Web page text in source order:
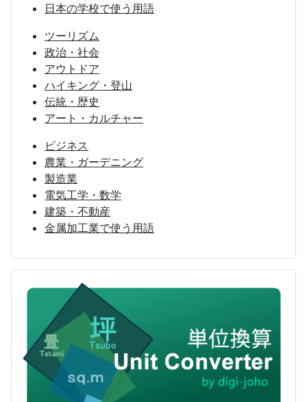
日本の学校で使う用語
ツーリズム
政治・社会
アウトドア
ハイキング・登山
伝統・歴史
アート・カルチャー
ビジネス
農業・ガーデニング
製造業
電気工学・数学
建築・不動産
金属加工業で使う用語